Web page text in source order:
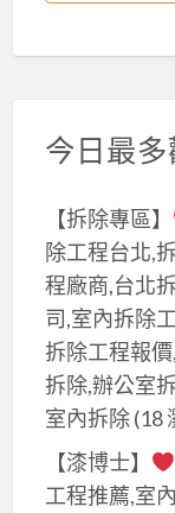
今日最多
【拆除專區】
除工程台北,
程廠商,台北
司,室內拆除
拆除工程報
拆除,辦公室
室內拆除(18
【漆博士】
工程推薦,室